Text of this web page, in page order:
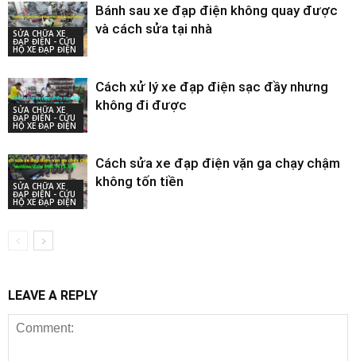
SỬA CHỮA XE
ĐẠP ĐIỆN - CỨU
HỘ XE ĐẠP ĐIỆN
Bánh sau xe đạp điện không quay được
và cách sửa tại nhà
SỬA CHỮA XE
ĐẠP ĐIỆN - CỨU
HỘ XE ĐẠP ĐIỆN
Cách xử lý xe đạp điện sạc đầy nhưng
không đi được
SỬA CHỮA XE
ĐẠP ĐIỆN - CỨU
HỘ XE ĐẠP ĐIỆN
Cách sửa xe đạp điện vặn ga chạy chậm
không tốn tiền
LEAVE A REPLY